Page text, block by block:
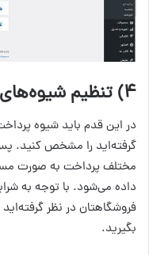
۴) تنظیم شیوه‌های پرداخت
در این قدم باید شیوه
گرفته‌اید را مشخص کنید.
مختلف پرداخت به صورت
داده می‌شود. با توجه به
فروشگاهتان در نظر
بگیرید.